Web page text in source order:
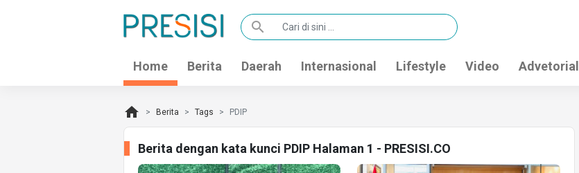
search
Home Berita Daerah Internasional Lifestyle Video Advetorial
home Berita Tags PDIP
Berita dengan kata kunci PDIP Halaman 1 - PRESISI.CO